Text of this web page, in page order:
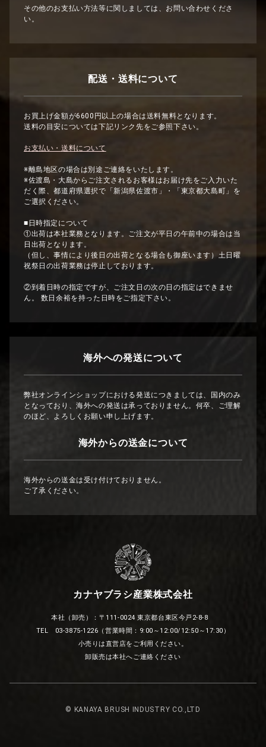
その他のお支払い方法等に関しましては、お問い合わせくださ
い。
配送・送料について
お買上げ金額が6600円以上の場合は送料無料となります。
送料の目安については下記リンク先をご参照下さい。
お支払い・送料について
※離島地区の場合は別途ご連絡をいたします。
※佐渡島・大島からご注文されるお客様はお届け先をご入力いた
だく際、都道府県選択で「新潟県佐渡市」・「東京都大島町」を
ご選択ください。
■日時指定について
①出荷は本社業務となります。ご注文が平日の午前中の場合は当
日出荷となります。
（但し、事情により後日の出荷となる場合も御座います）土日曜
祝祭日の出荷業務は停止しております。
②到着日時の指定ですが、ご注文日の次の日の指定はできませ
ん。 数日余裕を持った日時をご指定下さい。
海外への発送について
弊社オンラインショップにおける発送につきましては、国内のみ
となっており、海外への発送は承っておりません。何卒、ご理解
のほど、よろしくお願い申し上げます。
海外からの送金について
海外からの送金は受け付けておりません。
ご了承ください。
カナヤブラシ産業株式会社
本社（卸売）：〒111-0024 東京都台東区今戸2-8-8
TEL 03-3875-1226（営業時間：9:00～12:00/12:50～17:30）
小売りは直営店をご利用ください。
卸販売は本社へご連絡ください
© KANAYA BRUSH INDUSTRY CO.,LTD